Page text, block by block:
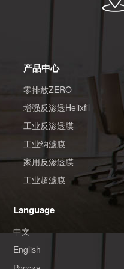
产品中心
零排放ZERO
增强反渗透Helixfil
工业反渗透膜
工业纳滤膜
家用反渗透膜
工业超滤膜
Language
中文
English